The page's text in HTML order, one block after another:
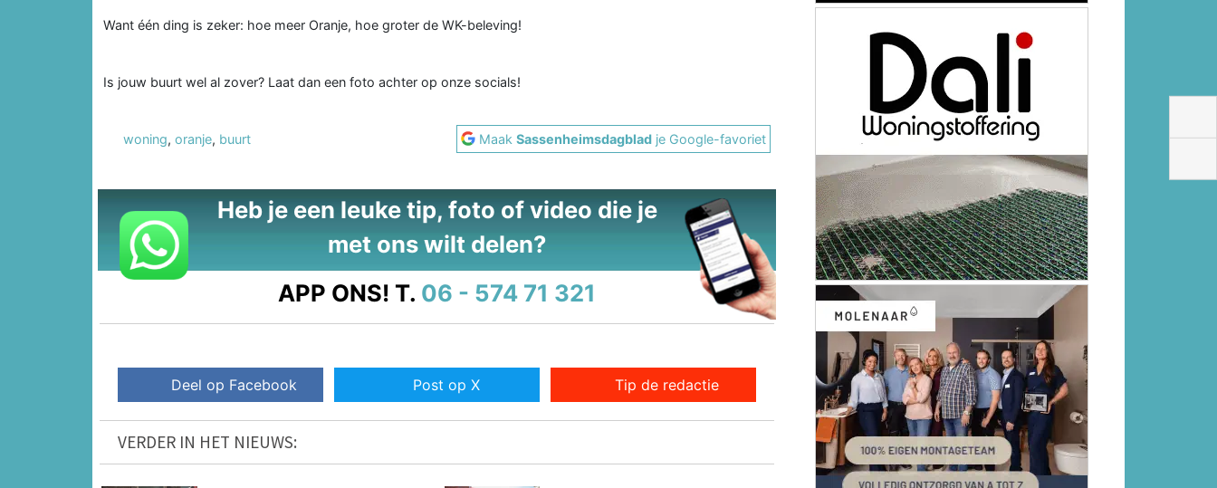
Want één ding is zeker: hoe meer Oranje, hoe groter de WK-beleving!
Is jouw buurt wel al zover? Laat dan een foto achter op onze socials!
woning, oranje, buurt MaakSassenheimsdagblad je Google-favoriet
Heb je een leuke tip, foto of video die je
met ons wilt delen?
APP ONS! T. 06 - 574 71 321
Deel op Facebook Post op X Tip de redactie
VERDER IN HET NIEUWS: